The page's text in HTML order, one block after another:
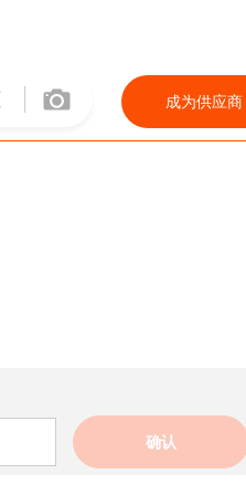
成为供应商
确认